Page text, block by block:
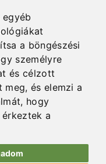
a böngészési
személyre
és célzott
meg, és elemzi a
hogy
a
©2026.
|Értékelésbekérő és